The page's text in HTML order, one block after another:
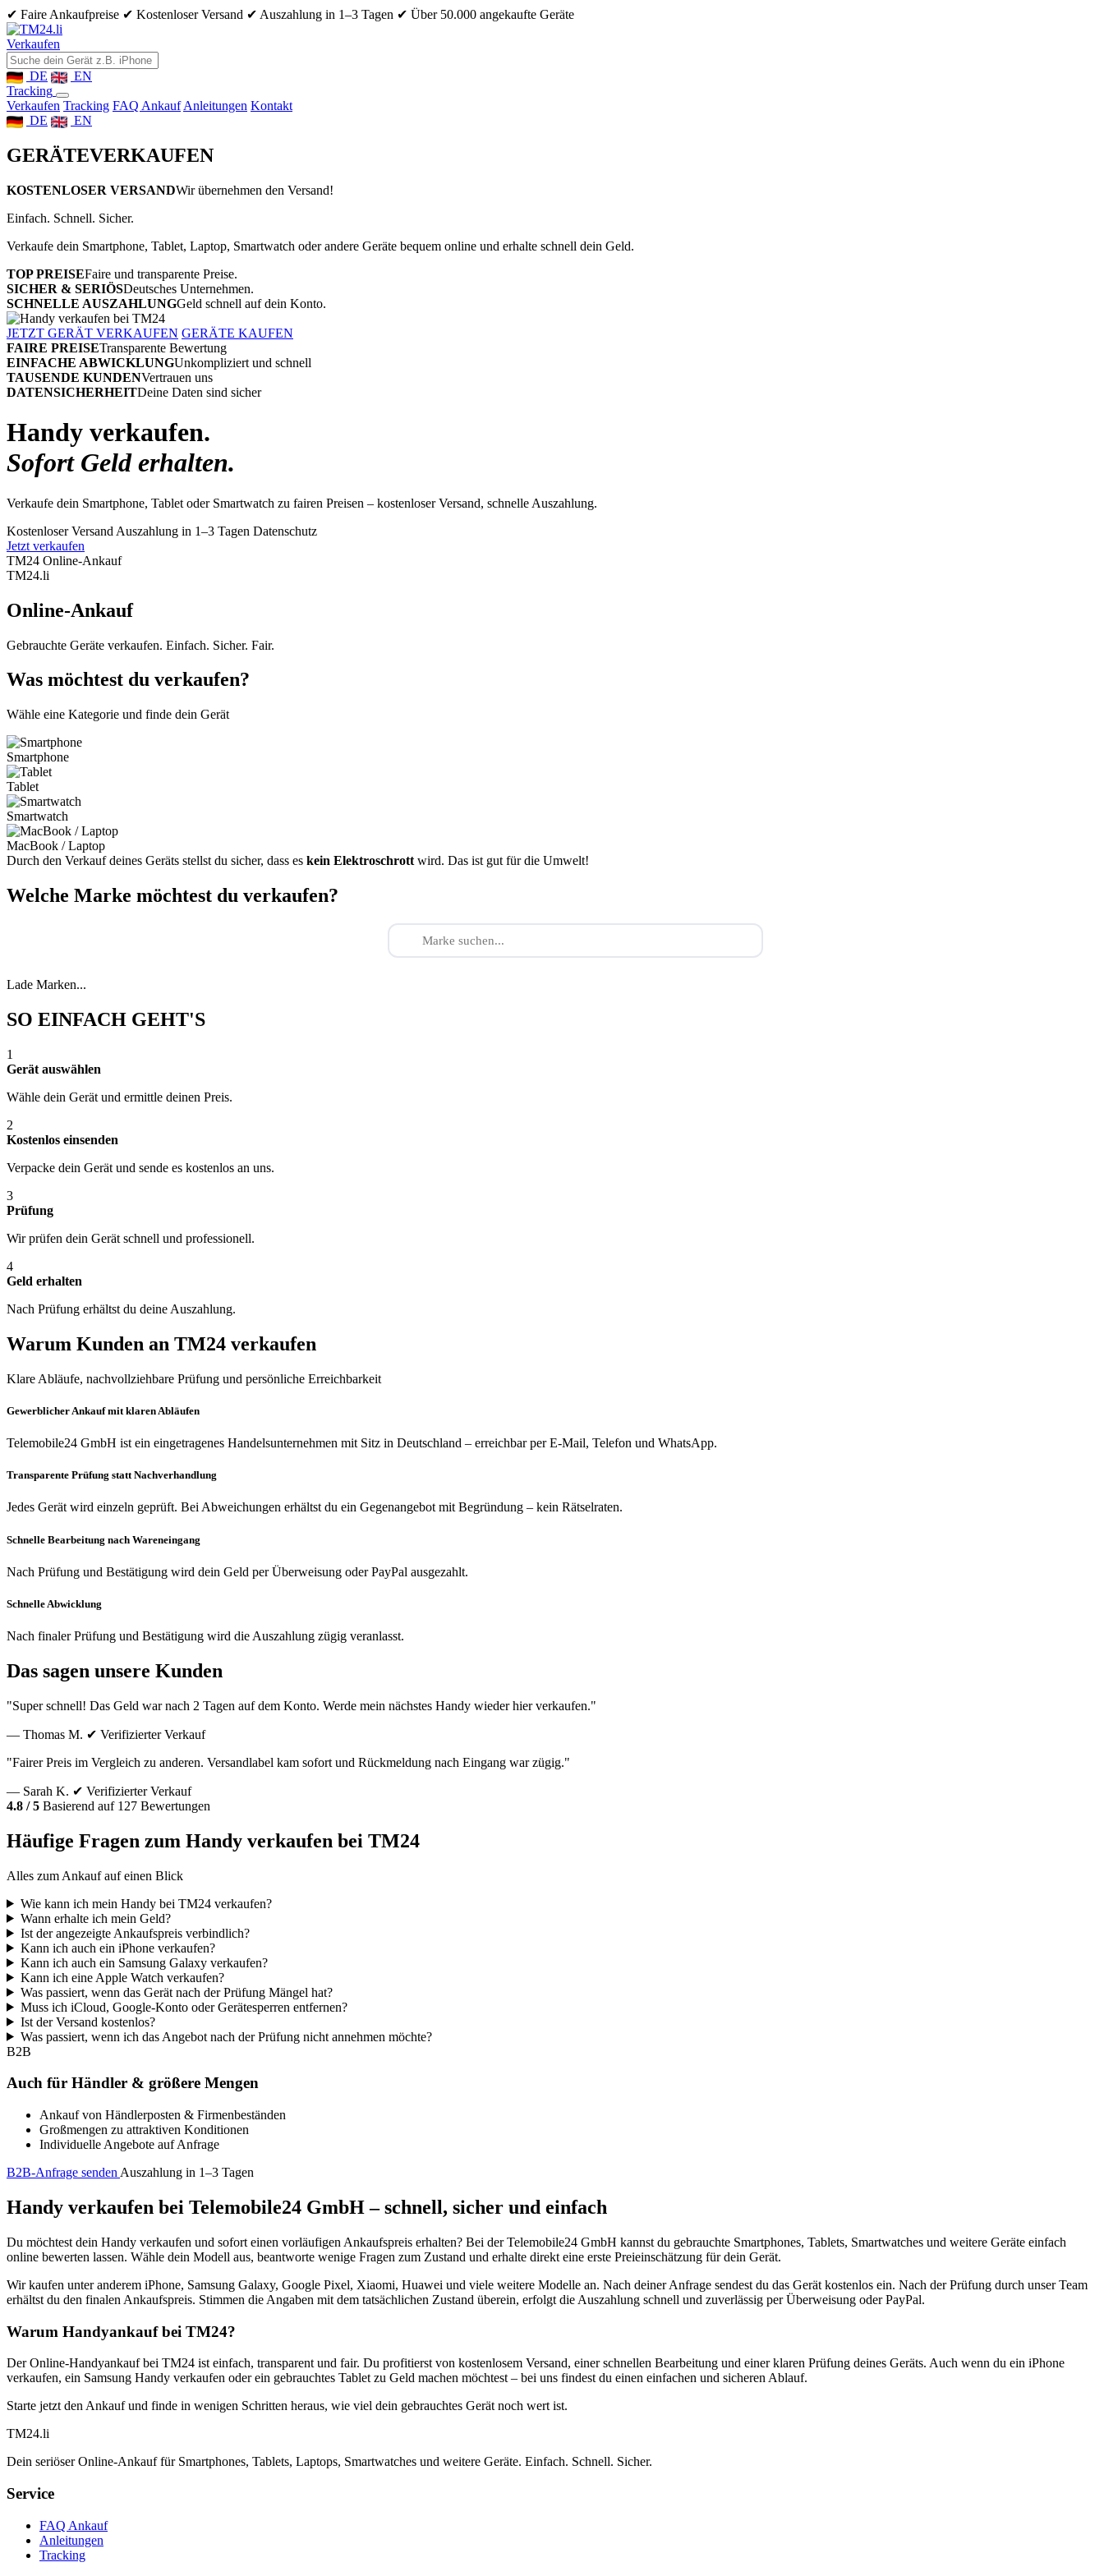
✔ Faire Ankaufpreise ✔ Kostenloser Versand ✔ Auszahlung in 1–3 Tagen ✔ Über 50.000 angekaufte Geräte
Verkaufen
DE
EN
Tracking
Verkaufen Tracking FAQ Ankauf Anleitungen Kontakt
DE
EN
GERÄTEVERKAUFEN
KOSTENLOSER VERSANDWir übernehmen den Versand!
Einfach. Schnell. Sicher.
Verkaufe dein Smartphone, Tablet, Laptop, Smartwatch oder andere Geräte bequem online und erhalte schnell dein Geld.
TOP PREISEFaire und transparente Preise.
SICHER & SERIÖSDeutsches Unternehmen.
SCHNELLE AUSZAHLUNGGeld schnell auf dein Konto.
JETZT GERÄT VERKAUFEN GERÄTE KAUFEN
FAIRE PREISETransparente Bewertung
EINFACHE ABWICKLUNGUnkompliziert und schnell
TAUSENDE KUNDENVertrauen uns
DATENSICHERHEITDeine Daten sind sicher
Handy verkaufen.
Sofort Geld erhalten.
Verkaufe dein Smartphone, Tablet oder Smartwatch zu fairen Preisen – kostenloser Versand, schnelle Auszahlung.
Kostenloser Versand Auszahlung in 1–3 Tagen Datenschutz
Jetzt verkaufen
TM24 Online-Ankauf
TM24.li
Online-Ankauf
Gebrauchte Geräte verkaufen. Einfach. Sicher. Fair.
Was möchtest du verkaufen?
Wähle eine Kategorie und finde dein Gerät
Smartphone
Tablet
Smartwatch
MacBook / Laptop
Durch den Verkauf deines Geräts stellst du sicher, dass es kein Elektroschrott wird. Das ist gut für die Umwelt!
Welche Marke möchtest du verkaufen?
Lade Marken...
SO EINFACH GEHT'S
1
Gerät auswählen
Wähle dein Gerät und ermittle deinen Preis.
2
Kostenlos einsenden
Verpacke dein Gerät und sende es kostenlos an uns.
3
Prüfung
Wir prüfen dein Gerät schnell und professionell.
4
Geld erhalten
Nach Prüfung erhältst du deine Auszahlung.
Warum Kunden an TM24 verkaufen
Klare Abläufe, nachvollziehbare Prüfung und persönliche Erreichbarkeit
Gewerblicher Ankauf mit klaren Abläufen
Telemobile24 GmbH ist ein eingetragenes Handelsunternehmen mit Sitz in Deutschland – erreichbar per E-Mail, Telefon und WhatsApp.
Transparente Prüfung statt Nachverhandlung
Jedes Gerät wird einzeln geprüft. Bei Abweichungen erhältst du ein Gegenangebot mit Begründung – kein Rätselraten.
Schnelle Bearbeitung nach Wareneingang
Nach Prüfung und Bestätigung wird dein Geld per Überweisung oder PayPal ausgezahlt.
Schnelle Abwicklung
Nach finaler Prüfung und Bestätigung wird die Auszahlung zügig veranlasst.
Das sagen unsere Kunden
"Super schnell! Das Geld war nach 2 Tagen auf dem Konto. Werde mein nächstes Handy wieder hier verkaufen."
— Thomas M. ✔ Verifizierter Verkauf
"Fairer Preis im Vergleich zu anderen. Versandlabel kam sofort und Rückmeldung nach Eingang war zügig."
— Sarah K. ✔ Verifizierter Verkauf
4.8 / 5 Basierend auf 127 Bewertungen
Häufige Fragen zum Handy verkaufen bei TM24
Alles zum Ankauf auf einen Blick
Wie kann ich mein Handy bei TM24 verkaufen?
Wann erhalte ich mein Geld?
Ist der angezeigte Ankaufspreis verbindlich?
Kann ich auch ein iPhone verkaufen?
Kann ich auch ein Samsung Galaxy verkaufen?
Kann ich eine Apple Watch verkaufen?
Was passiert, wenn das Gerät nach der Prüfung Mängel hat?
Muss ich iCloud, Google-Konto oder Gerätesperren entfernen?
Ist der Versand kostenlos?
Was passiert, wenn ich das Angebot nach der Prüfung nicht annehmen möchte?
B2B
Auch für Händler & größere Mengen
Ankauf von Händlerposten & Firmenbeständen
Großmengen zu attraktiven Konditionen
Individuelle Angebote auf Anfrage
B2B-Anfrage senden Auszahlung in 1–3 Tagen
Handy verkaufen bei Telemobile24 GmbH – schnell, sicher und einfach
Du möchtest dein Handy verkaufen und sofort einen vorläufigen Ankaufspreis erhalten? Bei der Telemobile24 GmbH kannst du gebrauchte Smartphones, Tablets, Smartwatches und weitere Geräte einfach
online bewerten lassen. Wähle dein Modell aus, beantworte wenige Fragen zum Zustand und erhalte direkt eine erste Preieinschätzung für dein Gerät.
Wir kaufen unter anderem iPhone, Samsung Galaxy, Google Pixel, Xiaomi, Huawei und viele weitere Modelle an. Nach deiner Anfrage sendest du das Gerät kostenlos ein. Nach der Prüfung durch unser Team
erhältst du den finalen Ankaufspreis. Stimmen die Angaben mit dem tatsächlichen Zustand überein, erfolgt die Auszahlung schnell und zuverlässig per Überweisung oder PayPal.
Warum Handyankauf bei TM24?
Der Online-Handyankauf bei TM24 ist einfach, transparent und fair. Du profitierst von kostenlosem Versand, einer schnellen Bearbeitung und einer klaren Prüfung deines Geräts. Auch wenn du ein iPhone
verkaufen, ein Samsung Handy verkaufen oder ein gebrauchtes Tablet zu Geld machen möchtest – bei uns findest du einen einfachen und sicheren Ablauf.
Starte jetzt den Ankauf und finde in wenigen Schritten heraus, wie viel dein gebrauchtes Gerät noch wert ist.
TM24.li
Dein seriöser Online-Ankauf für Smartphones, Tablets, Laptops, Smartwatches und weitere Geräte. Einfach. Schnell. Sicher.
Service
FAQ Ankauf
Anleitungen
Tracking